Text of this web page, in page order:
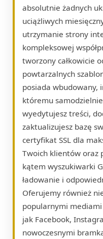
absolutnie żadnych
uciążliwych
utrzymanie strony
kompleksowej
tworzony całkowicie
powtarzalnych
posiada wbudowany,
któremu
wyedytujesz treści,
zaktualizujesz bazę
certyfikat SSL dla
Twoich klientów oraz
kątem wyszukiwarki
ładowanie i
Oferujemy również
popularnymi mediami
jak Facebook,
nowoczesnymi